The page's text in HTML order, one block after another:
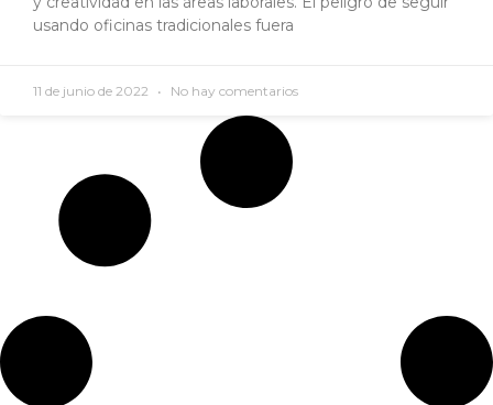
usando oficinas tradicionales fuera
11 de junio de 2022 No hay comentarios